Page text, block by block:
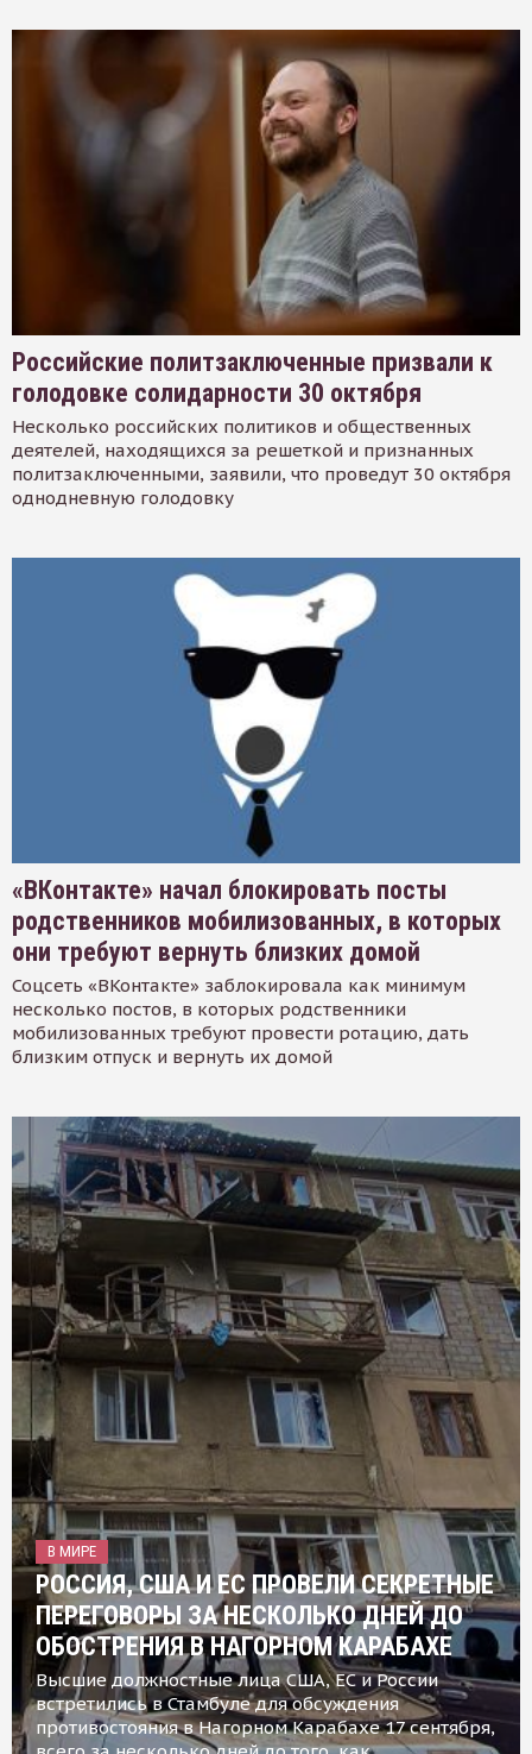
Российские политзаключенные призвали к
голодовке солидарности 30 октября
Несколько российских политиков и общественных
деятелей, находящихся за решеткой и признанных
политзаключенными, заявили, что проведут 30 октября
однодневную голодовку
«ВКонтакте» начал блокировать посты
родственников мобилизованных, в которых
они требуют вернуть близких домой
Соцсеть «ВКонтакте» заблокировала как минимум
несколько постов, в которых родственники
мобилизованных требуют провести ротацию, дать
близким отпуск и вернуть их домой
В МИРЕ
РОССИЯ, США И ЕС ПРОВЕЛИ СЕКРЕТНЫЕ
ПЕРЕГОВОРЫ ЗА НЕСКОЛЬКО ДНЕЙ ДО
ОБОСТРЕНИЯ В НАГОРНОМ КАРАБАХЕ
Высшие должностные лица США, ЕС и России
встретились в Стамбуле для обсуждения
противостояния в Нагорном Карабахе 17 сентября,